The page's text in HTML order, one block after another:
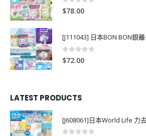
0out of 5
$78.00
0
$72.00
LATEST PRODUCTS
[J608061]日本World Life 力